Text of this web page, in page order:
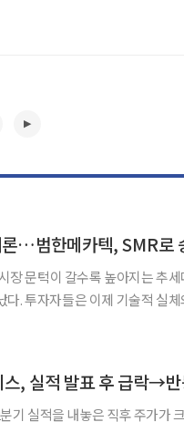
론…범한메카텍, SMR로
문턱이 갈수록 높아지는 추세
. 투자자들은 이제 기술적 실
기 실적을 내놓은 직후 주가가